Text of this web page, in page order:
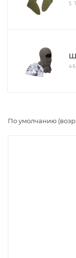
5
По умолчанию